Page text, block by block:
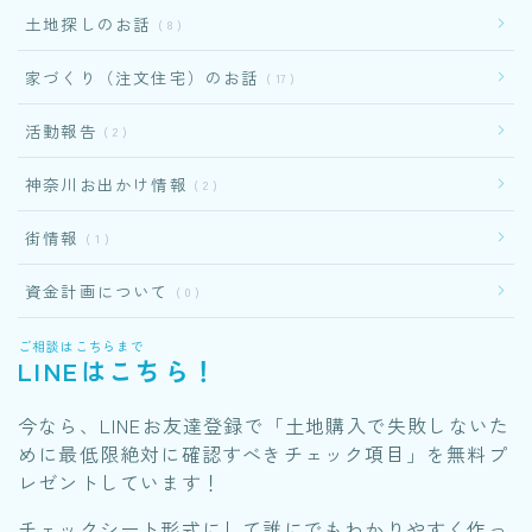
土地探しのお話 8
家づくり（注文住宅）のお話 17
活動報告 2
神奈川お出かけ情報 2
街情報 1
資金計画について 0
ご相談はこちらまで
LINEはこちら！
今なら、LINEお友達登録で「土地購入で失敗しないた
めに最低限絶対に確認すべきチェック項目」を無料プ
レゼントしています！